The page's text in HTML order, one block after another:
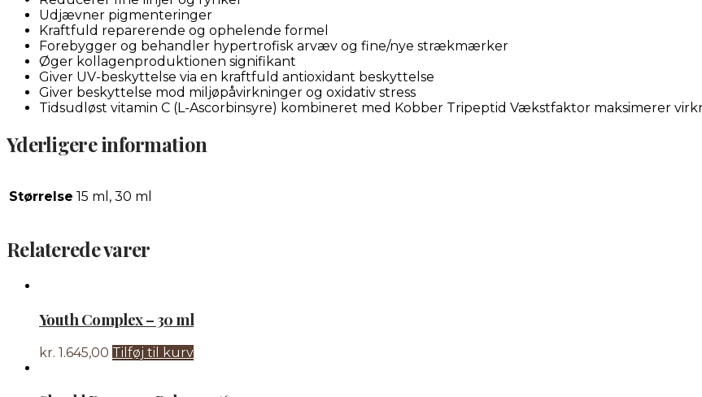
Udjævner pigmenteringer
Kraftfuld reparerende og ophelende formel
Forebygger og behandler hypertrofisk arvæv og fine/nye strækmærker
Øger kollagenproduktionen signifikant
Giver UV-beskyttelse via en kraftfuld antioxidant beskyttelse
Giver beskyttelse mod miljøpåvirkninger og oxidativ stress
Tidsudløst vitamin C (L-Ascorbinsyre) kombineret med Kobber Tripeptid Vækstfaktor maksimerer
Yderligere information
Størrelse 15 ml, 30 ml
Relaterede varer
Youth Complex – 30 ml
kr. 1.645,00 Tilføj til kurv